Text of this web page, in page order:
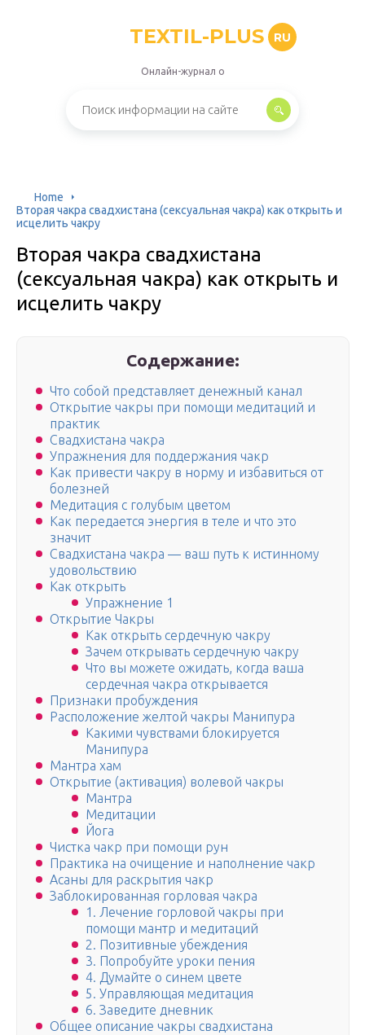
TEXTIL-PLUS RU
Онлайн-журнал о
Home
Вторая чакра свадхистана (сексуальная чакра) как открыть и
исцелить чакру
Вторая чакра свадхистана
(сексуальная чакра) как открыть и
исцелить чакру
Содержание:
Что собой представляет денежный канал
Открытие чакры при помощи медитаций и
практик
Свадхистана чакра
Упражнения для поддержания чакр
Как привести чакру в норму и избавиться от
болезней
Медитация с голубым цветом
Как передается энергия в теле и что это
значит
Свадхистана чакра — ваш путь к истинному
удовольствию
Как открыть
Упражнение 1
Открытие Чакры
Как открыть сердечную чакру
Зачем открывать сердечную чакру
Что вы можете ожидать, когда ваша
сердечная чакра открывается
Признаки пробуждения
Расположение желтой чакры Манипура
Какими чувствами блокируется
Манипура
Мантра хам
Открытие (активация) волевой чакры
Мантра
Медитации
Йога
Чистка чакр при помощи рун
Практика на очищение и наполнение чакр
Асаны для раскрытия чакр
Заблокированная горловая чакра
1. Лечение горловой чакры при
помощи мантр и медитаций
2. Позитивные убеждения
3. Попробуйте уроки пения
4. Думайте о синем цвете
5. Управляющая медитация
6. Заведите дневник
Общее описание чакры свадхистана